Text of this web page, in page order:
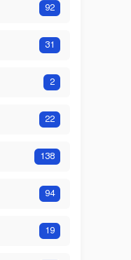
92
31
2
22
138
94
19